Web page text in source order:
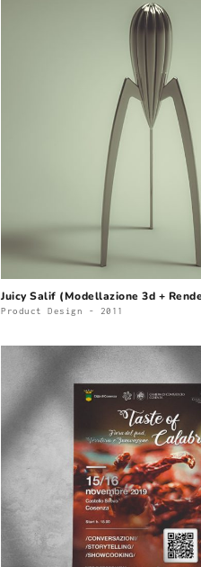
Juicy Salif (Modellazione 3d +
Product Design - 2011